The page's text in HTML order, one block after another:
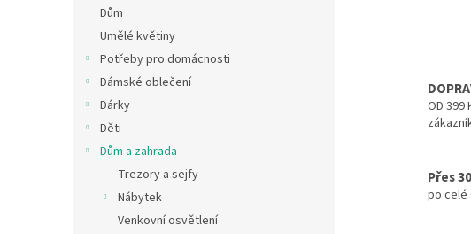
Dům
Umělé květiny
Potřeby pro domácnosti
Dámské oblečení
Dárky
Děti
Dům a zahrada
Trezory a sejfy
Nábytek
Venkovní osvětlení
OD
Přes
po celé